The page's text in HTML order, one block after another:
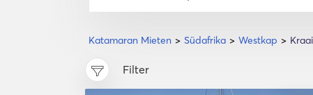
Katamaran Mieten Südafrika Westkap
Filter